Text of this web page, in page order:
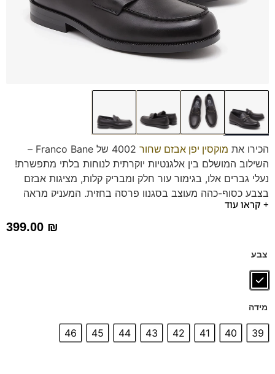
הכירו את מוקסין יפן אבזם שחור
4002 של Franco Bane –
השילוב המושלם בין אלגנטיות יוקרתית לנוחות בלתי מתפשרת!
נעלי גברים אלו, בגימור עור חלק ומבריק קלות, מציגות אבזם
בצבע כסוף-כהה מעוצב בסגנון פרסה בחזית, המעניק מראה
עסקי-קזואל עם נגיעה של סטייל איטלקי.
הן מצוידות בסוליה רכה, גמישה וקלה להליכה נעימה לאורך כל
הסליפ-און מאפשר נעילה וחליצה מהירה. שדרגו את המראה
שלכם בסטייל ובנוחות.
+ קראו עוד
399.00 ₪
צבע
מידה
39
40
41
42
43
44
45
46